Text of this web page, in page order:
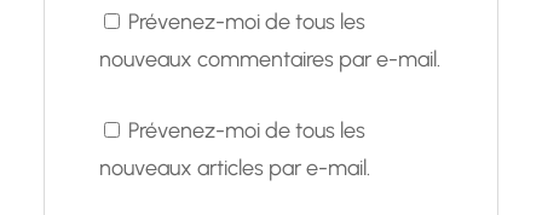
Prévenez-moi de tous les
nouveaux commentaires par e-mail.
Prévenez-moi de tous les
nouveaux articles par e-mail.